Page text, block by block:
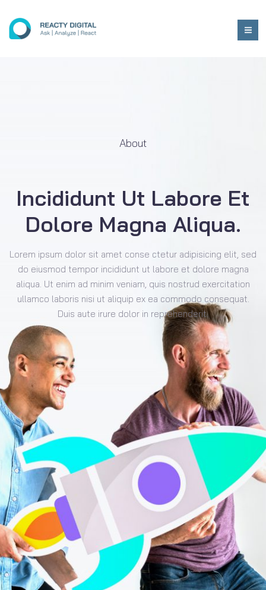
About
Incididunt Ut Labore Et
Dolore Magna Aliqua.
Lorem ipsum dolor sit amet conse ctetur adipisicing elit, sed
do eiusmod tempor incididunt ut labore et dolore magna
aliqua. Ut enim ad minim veniam, quis nostrud exercitation
ullamco laboris nisi ut aliquip ex ea commodo consequat.
Duis aute irure dolor in reprehenderit.